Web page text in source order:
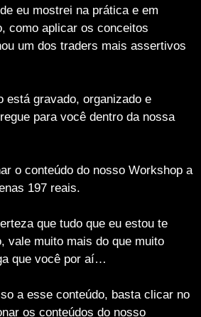
eu mostrei na prática e em
como aplicar os conceitos
um dos traders mais assertivos
está gravado, organizado e
para você dentro da nossa
o conteúdo do nosso Workshop a
197 reais.
que tudo que eu estou te
vale muito mais do que muito
que você por aí…
a esse conteúdo, basta clicar no
os conteúdos do nosso